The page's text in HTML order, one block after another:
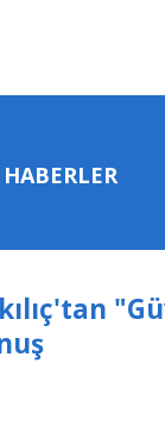
HABERLER